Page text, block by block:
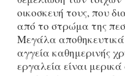
οικοσκευή τους, που
από το στρώμα της
Μεγάλα αποθηκευτικά
αγγεία καθημερινής
εργαλεία είναι